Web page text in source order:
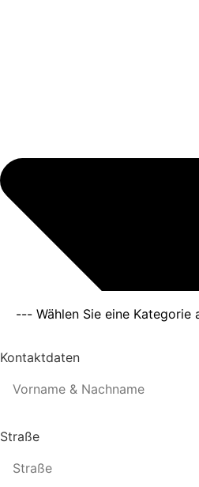
Kontaktdaten
Straße